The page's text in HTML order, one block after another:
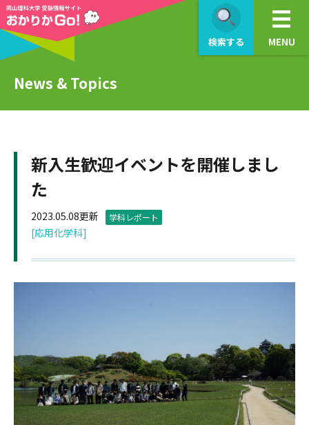
検索する MENU
News & Topics
新入生歓迎イベントを開催しまし
た
2023.05.08更新 学科レポート
[応用化学科]